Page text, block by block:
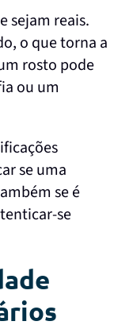
sejam reais.
o que torna a
rosto pode
ou um
se uma
se é
se